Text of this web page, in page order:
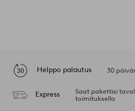
Helppo palautus 30
Express
Saat pakettisi
toimituksella